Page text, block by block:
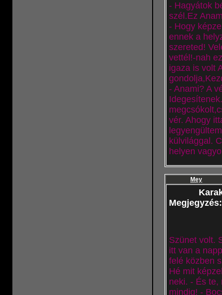
- Hagyátok
szél.Ez
- Hogy
ennek a
szereted!
vettél!-nah
igaza is volt
- Anami? A
vér. Ahogy
külvilággal.
helyen
Mey
Szünet volt.
itt van a
felé közben
Hé mit
neki. - És te,
mindig! -